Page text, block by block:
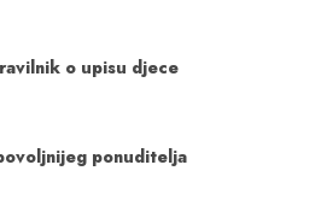
o upisu djece
ponuditelja